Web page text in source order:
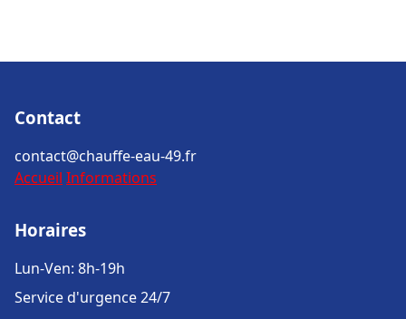
Contact
contact@chauffe-eau-49.fr
Accueil Informations
Horaires
Lun-Ven: 8h-19h
Service d'urgence 24/7